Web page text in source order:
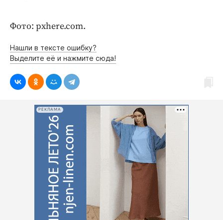
Фото: pxhere.com.
Нашли в тексте ошибку?
Выделите её и нажмите сюда!
РЕКЛАМА